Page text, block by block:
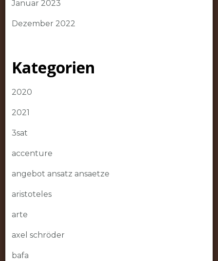
Januar 2023
Dezember 2022
Kategorien
2020
2021
3sat
accenture
angebot ansatz ansaetze
aristoteles
arte
axel schröder
bafa